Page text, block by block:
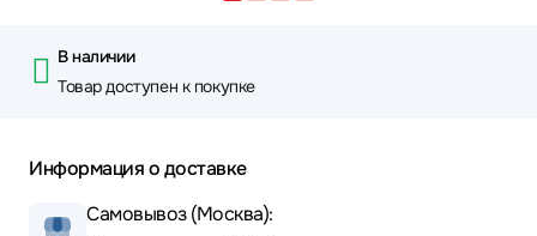
В наличии
Товар доступен к покупке
Информация о доставке
Самовывоз (Москва):